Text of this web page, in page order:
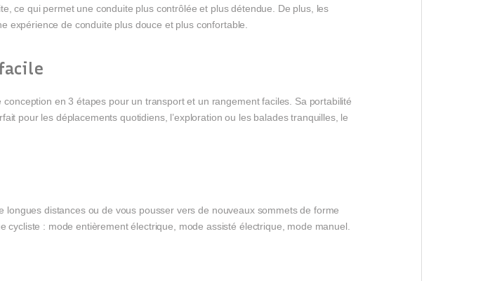
ce qui permet une conduite plus contrôlée et plus détendue. De plus, les
expérience de conduite plus douce et plus confortable.
en 3 étapes pour un transport et un rangement faciles. Sa portabilité
pour les déplacements quotidiens, l’exploration ou les balades tranquilles, le
longues distances ou de vous pousser vers de nouveaux sommets de forme
: mode entièrement électrique, mode assisté électrique, mode manuel.